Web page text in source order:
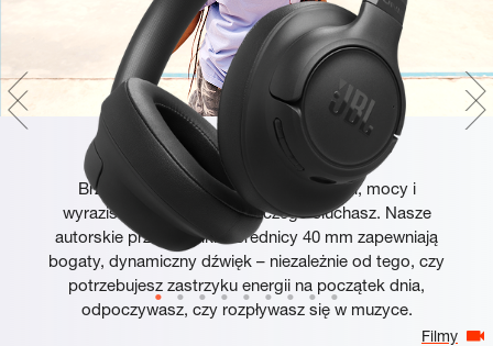
Filmy
Brzmienie JBL Pure Bass
Brzmienie JBL Pure Bass dodaje głębi, mocy i
wyrazistości wszystkiemu, czego słuchasz. Nasze
autorskie przetworniki o średnicy 40 mm zapewniają
bogaty, dynamiczny dźwięk – niezależnie od tego, czy
potrzebujesz zastrzyku energii na początek dnia,
odpoczywasz, czy rozpływasz się w muzyce.